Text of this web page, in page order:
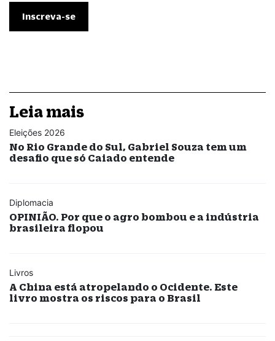
Leia mais
Eleições 2026
No Rio Grande do Sul, Gabriel Souza tem um
desafio que só Caiado entende
Diplomacia
OPINIÃO. Por que o agro bombou e a indústria
brasileira flopou
Livros
A China está atropelando o Ocidente. Este
livro mostra os riscos para o Brasil